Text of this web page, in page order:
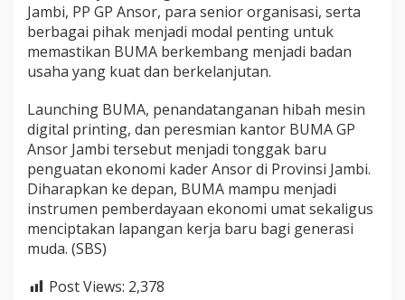
Jambi, PP GP Ansor, para senior organisasi, serta
berbagai pihak menjadi modal penting untuk
memastikan BUMA berkembang menjadi badan
usaha yang kuat dan berkelanjutan.
Launching BUMA, penandatanganan hibah mesin
digital printing, dan peresmian kantor BUMA GP
Ansor Jambi tersebut menjadi tonggak baru
penguatan ekonomi kader Ansor di Provinsi Jambi.
Diharapkan ke depan, BUMA mampu menjadi
instrumen pemberdayaan ekonomi umat sekaligus
menciptakan lapangan kerja baru bagi generasi
muda. (SBS)
Post Views: 2,378